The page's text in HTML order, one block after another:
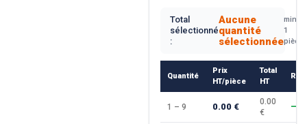
Total
sélectionné
:
Aucune
quantité
sélectionnée
min.
1
pièce
Quantité
Prix
HT/pièce
Total
HT
1 – 9 0.00 €
0.00
€
—